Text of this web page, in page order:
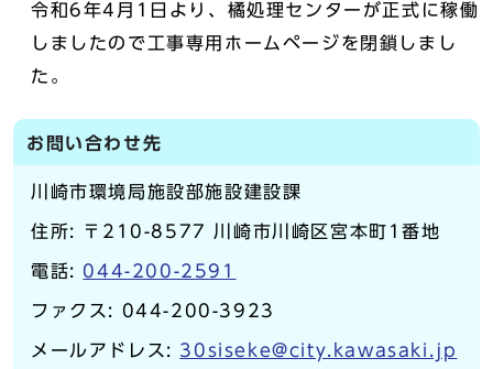
令和6年4月1日より、橘処理センターが正式に稼働
しましたので工事専用ホームページを閉鎖しまし
た。
お問い合わせ先
川崎市環境局施設部施設建設課
住所: 〒210-8577 川崎市川崎区宮本町1番地
電話: 044-200-2591
ファクス: 044-200-3923
メールアドレス: 30siseke@city.kawasaki.jp